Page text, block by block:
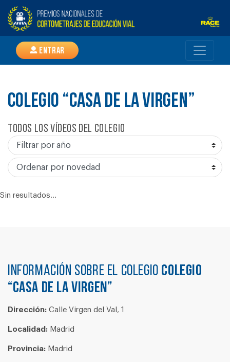
Entrar
COLEGIO “CASA DE LA VIRGEN”
Todos los vídeos del colegio
Sin resultados...
Información sobre el colegio COLEGIO
“CASA DE LA VIRGEN”
Dirección: Calle Virgen del Val, 1
Localidad: Madrid
Provincia: Madrid